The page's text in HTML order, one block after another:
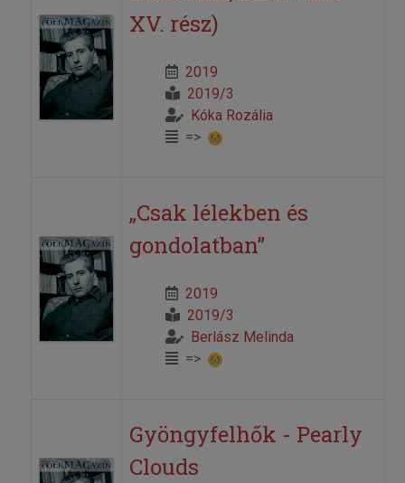
XV. rész)
2019
2019/3
Kóka Rozália
=>
„Csak lélekben és
gondolatban”
2019
2019/3
Berlász Melinda
=>
Gyöngyfelhők - Pearly
Clouds